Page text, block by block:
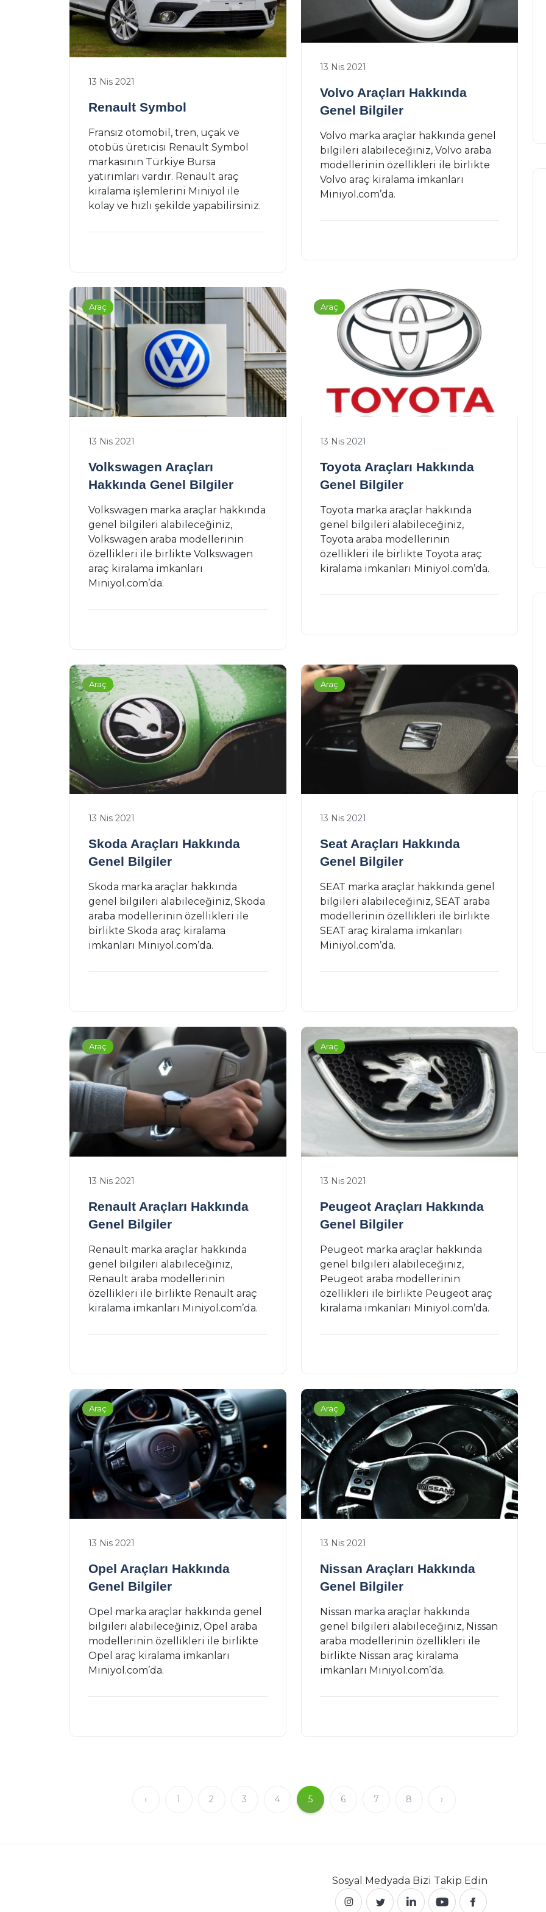
13 Nis 2021
Renault Symbol
Fransız otomobil, tren, uçak ve
otobüs üreticisi Renault Symbol
markasının Türkiye Bursa
yatırımları vardır. Renault araç
kiralama işlemlerini Miniyol ile
kolay ve hızlı şekilde yapabilirsiniz.
13 Nis 2021
Volvo Araçları Hakkında
Genel Bilgiler
Volvo marka araçlar hakkında genel
bilgileri alabileceğiniz, Volvo araba
modellerinin özellikleri ile birlikte
Volvo araç kiralama imkanları
Miniyol.com’da.
Araç
13 Nis 2021
Volkswagen Araçları
Hakkında Genel Bilgiler
Volkswagen marka araçlar hakkında
genel bilgileri alabileceğiniz,
Volkswagen araba modellerinin
özellikleri ile birlikte Volkswagen
araç kiralama imkanları
Miniyol.com’da.
Araç
13 Nis 2021
Toyota Araçları Hakkında
Genel Bilgiler
Toyota marka araçlar hakkında
genel bilgileri alabileceğiniz,
Toyota araba modellerinin
özellikleri ile birlikte Toyota araç
kiralama imkanları Miniyol.com’da.
Araç
13 Nis 2021
Skoda Araçları Hakkında
Genel Bilgiler
Skoda marka araçlar hakkında
genel bilgileri alabileceğiniz, Skoda
araba modellerinin özellikleri ile
birlikte Skoda araç kiralama
imkanları Miniyol.com’da.
Araç
13 Nis 2021
Seat Araçları Hakkında
Genel Bilgiler
SEAT marka araçlar hakkında genel
bilgileri alabileceğiniz, SEAT araba
modellerinin özellikleri ile birlikte
SEAT araç kiralama imkanları
Miniyol.com’da.
Araç
13 Nis 2021
Renault Araçları Hakkında
Genel Bilgiler
Renault marka araçlar hakkında
genel bilgileri alabileceğiniz,
Renault araba modellerinin
özellikleri ile birlikte Renault araç
kiralama imkanları Miniyol.com’da.
Araç
13 Nis 2021
Peugeot Araçları Hakkında
Genel Bilgiler
Peugeot marka araçlar hakkında
genel bilgileri alabileceğiniz,
Peugeot araba modellerinin
özellikleri ile birlikte Peugeot araç
kiralama imkanları Miniyol.com’da.
Araç
13 Nis 2021
Opel Araçları Hakkında
Genel Bilgiler
Opel marka araçlar hakkında genel
bilgileri alabileceğiniz, Opel araba
modellerinin özellikleri ile birlikte
Opel araç kiralama imkanları
Miniyol.com’da.
Araç
13 Nis 2021
Nissan Araçları Hakkında
Genel Bilgiler
Nissan marka araçlar hakkında
genel bilgileri alabileceğiniz, Nissan
araba modellerinin özellikleri ile
birlikte Nissan araç kiralama
imkanları Miniyol.com’da.
‹ 1 2 3 4 5 6 7 8 ›
Araç
Sosyal Medyada Bizi Takip Edin